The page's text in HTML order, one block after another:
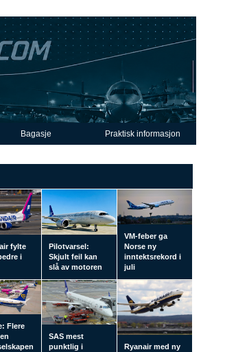
Bagasje Praktisk informasjon
fylte
i
Pilotvarsel:
Skjult feil kan
slå av motoren
VM-feber ga
Norse ny
inntektsrekord i
juli
Flere
SAS mest
punktlig i
Ryanair med ny